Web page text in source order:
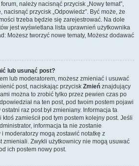
należy nacisnąć przycisk „Nowy temat”,
przycisk „Odpowiedz”. Być może, że
trzeba będzie się zarejestrować. Na dole
jest wyświetlana lista uprawnień użytkownika
Możesz tworzyć nowe tematy, Możesz dodawać
lub usunąć post?
lub moderatorem, możesz zmieniać i usuwać
post, naciskając przycisk Zmień znajdujący
można to zrobić tylko przez pewien czas po
na ten post, pod twoim postem pojawi
raz post był zmieniany. Informacja ta
zamieścił pod tym postem kolejny post. Jeśli
informacja ta nie zostanie
moderatorzy mogą zostawić notatkę z
zmieniali. Zwykli użytkownicy nie mogą usuwać
ich postem nowy post.